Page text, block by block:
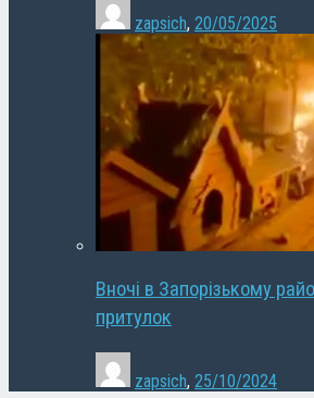
zapsich, 20/05/2025
Вночі в Запорізькому
притулок
zapsich, 25/10/2024